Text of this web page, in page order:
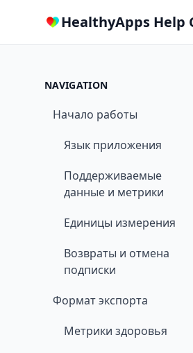
HealthyApps Help
NAVIGATION
Начало работы
Язык приложения
Поддерживаемые
данные и метрики
Единицы измерения
Возвраты и отмена
подписки
Формат экспорта
Метрики здоровья